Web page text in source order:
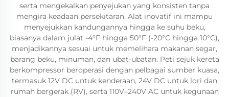
serta mengekalkan penyejukan yang konsisten tanpa
mengira keadaan persekitaran. Alat inovatif ini mampu
menyejukkan kandungannya hingga ke suhu beku,
biasanya dalam julat -4°F hingga 50°F (-20°C hingga 10°C),
menjadikannya sesuai untuk memelihara makanan segar,
barang beku, minuman, dan ubat-ubatan. Peti sejuk kereta
berkompressor beroperasi dengan pelbagai sumber kuasa,
termasuk 12V DC untuk kenderaan, 24V DC untuk lori dan
rumah bergerak (RV), serta 110V–240V AC untuk kegunaan